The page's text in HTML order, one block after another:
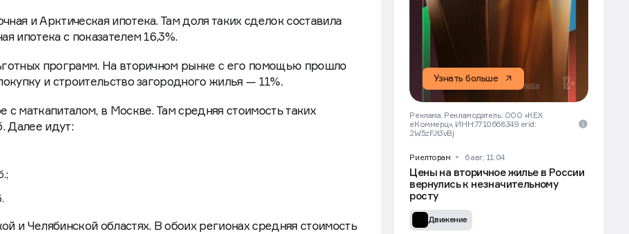
и Арктическая ипотека. Там доля таких сделок составила
ипотека с показателем 16,3%.
программ. На вторичном рынке с его помощью прошло
и строительство загородного жилья — 11%.
маткапиталом, в Москве. Там средняя стоимость таких
Далее идут:
и Челябинской областях. В обоих регионах средняя стоимость
Узнать больше
Реклама. Рекламодатель: ООО «КЕХ
еКоммерц», ИНН:7710668349 erid:
2W5zFJt3vBj
Риелторам 6 авг, 11:04
Цены на вторичное жилье в России
вернулись к незначительному
росту
Движение